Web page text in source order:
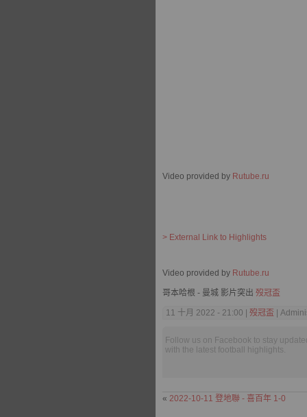
Video provided by Rutube.ru
> External Link to Highlights
Video provided by Rutube.ru
哥本哈根 - 曼城 影片突出 歿冠盃
11 十月 2022 - 21:00 | 歿冠盃 |
Follow us on Facebook to stay
with the latest football highlights.
« 2022-10-11 登地聯 - 喜百年 1-0